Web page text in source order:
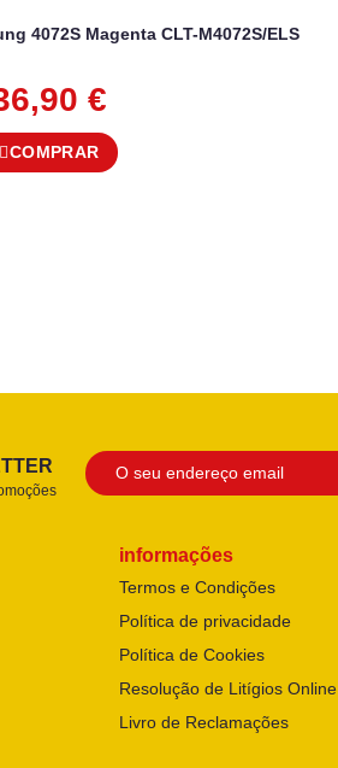
4072S Magenta CLT-M4072S/ELS
€
COMPRAR
informações
Termos e Condições
Política de privacidade
Política de Cookies
Resolução de Litígios Online
Livro de Reclamações